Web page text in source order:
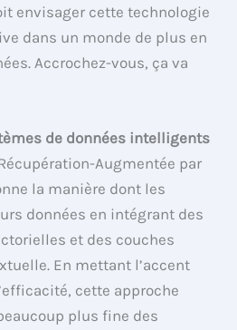
envisager cette technologie
dans un monde de plus en
Accrochez-vous, ça va
de données intelligents
Augmentée par
la manière dont les
données en intégrant des
et des couches
En mettant l’accent
cette approche
plus fine des